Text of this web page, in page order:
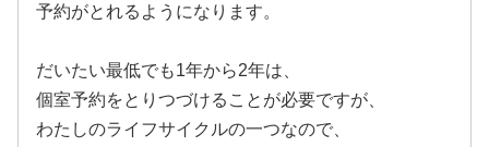
予約がとれるようになります。
だいたい最低でも1年から2年は、
個室予約をとりつづけることが必要ですが、
わたしのライフサイクルの一つなので、